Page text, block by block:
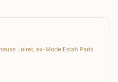
Loiret, ex-Mode Estah Paris.